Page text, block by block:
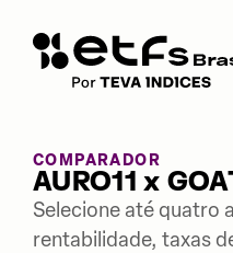
COMPARADOR
AURO11 x
Selecione até quatro
rentabilidade, taxas